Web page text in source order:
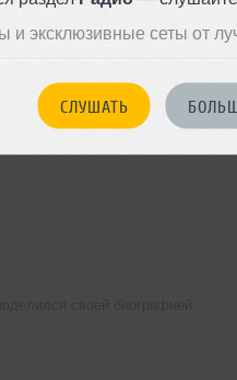
и эксклюзивные сеты от
СЛУШАТЬ